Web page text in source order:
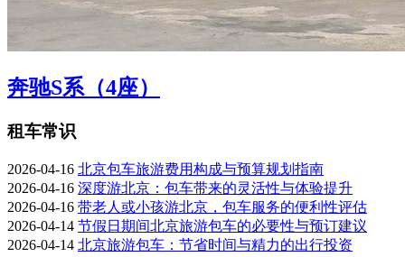
奔驰S系（4座）
租车常识
2026-04-16 北京包车旅游费用构成与预算规划指南
2026-04-16 深度游北京：包车带来的灵活性与体验提升
2026-04-16 带老人或小孩游北京，包车服务的便利性评估
2026-04-14 节假日期间北京旅游包车的必要性与预订建议
2026-04-14 北京旅游包车：节省时间与精力的出行投资